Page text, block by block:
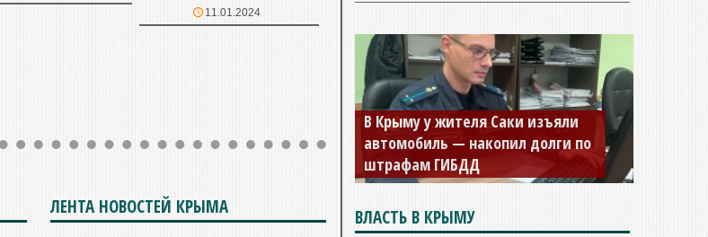
11.01.2024
ЛЕНТА НОВОСТЕЙ КРЫМА
Севастопольская компания
заплатила 877 тысяч рублей
долга — арестовали счета
ВЛАСТЬ В КРЫМУ